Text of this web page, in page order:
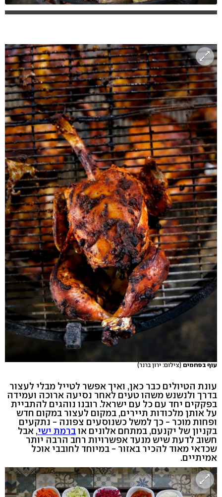
עוף בפחמים (צילום: ירון ברנר)
עונת הטיולים כבר כאן, ואיך אפשר לטייל מבלי לעצור
בדרך ולנשנש משהו טעים לאחר נסיעה ארוכה ועמידה
בפקקים יחד עם כל עם ישראל. רובנו נוהגים להתביית
על אותן מלכודות תיירים, במקום לעצור במקום חדש
ופחות מוכר - כך למשל כשנוסעים צפונה - נתקעים
בקניון של יקנעם, במתחם אלונים אוברמת ישי, אבל
חשוב לדעת שיש מנעד אפשרויות רחב הרבה יותר
שכדאי מאוד להכיר באזור - במיוחד לחובבי אוכל
אמיתיים.